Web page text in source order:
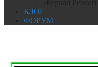
БЛОГ
ФОРУМ